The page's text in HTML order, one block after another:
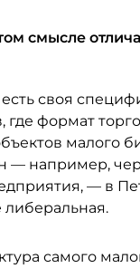
смысле
своя
где формат
малого
— например,
— в
либеральная.
самого